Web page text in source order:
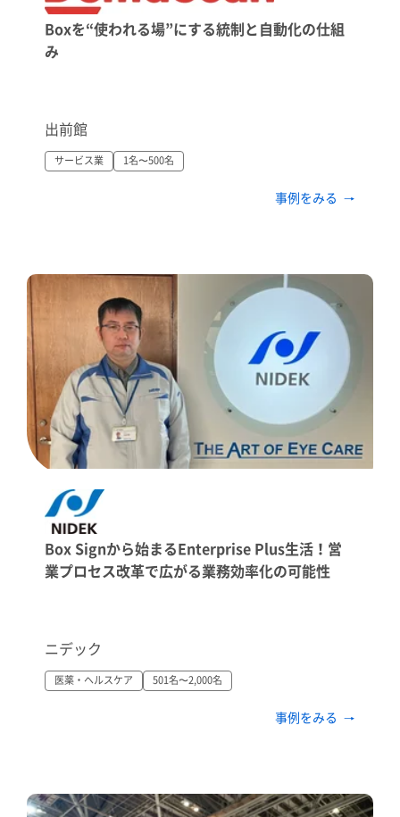
Boxを“使われる場”にする統制と自動化の仕組
み
出前館
サービス業 1名〜500名
事例をみる
Box Signから始まるEnterprise Plus生活！営
業プロセス改革で広がる業務効率化の可能性
ニデック
医薬・ヘルスケア 501名〜2,000名
事例をみる